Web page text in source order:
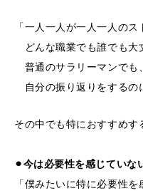
「一人一人が一人一人の
どんな職業でも誰でも大
普通のサラリーマンでも、
自分の振り返りをするの
その中でも特におすすめす
⚫︎今は必要性を感じていな
「僕みたいに特に必要性